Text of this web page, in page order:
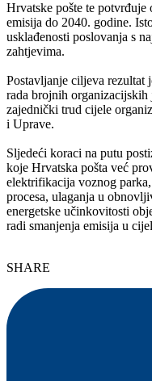
Hrvatske pošte te potvrđuje
emisija do 2040. godine.
usklađenosti poslovanja s
zahtjevima.
Postavljanje ciljeva rezultat
rada brojnih
zajednički trud cijele
i Uprave.
Sljedeći koraci na putu
koje Hrvatska pošta već
elektrifikacija voznog
procesa, ulaganja u
energetske učinkovitosti
radi smanjenja emisija u
SHARE